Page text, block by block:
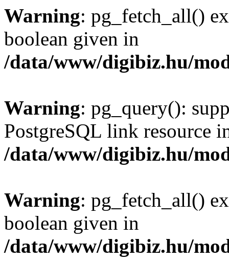
Warning: pg_fetch_all()
boolean given in
/data/www/digibiz.hu/
Warning: pg_query():
PostgreSQL link resource
/data/www/digibiz.hu/
Warning: pg_fetch_all()
boolean given in
/data/www/digibiz.hu/